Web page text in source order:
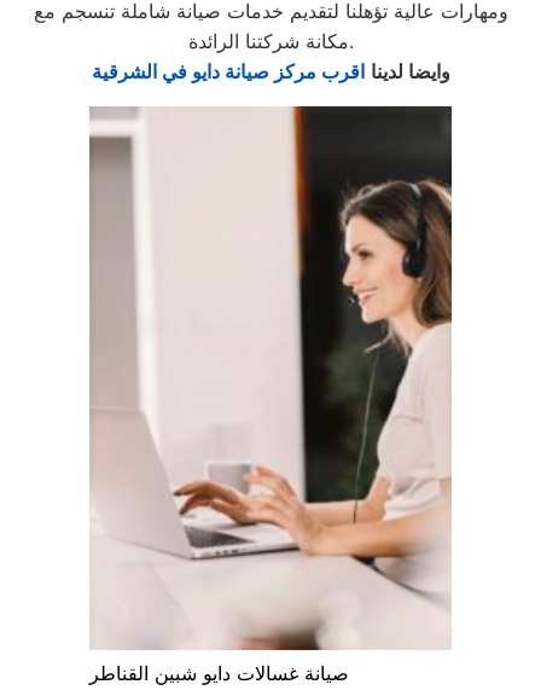
ومهارات عالية تؤهلنا لتقديم خدمات صيانة شاملة تنسجم مع
مكانة شركتنا الرائدة.
وايضا لدينا اقرب مركز صيانة دايو في الشرقية
صيانة غسالات دايو شبين القناطر